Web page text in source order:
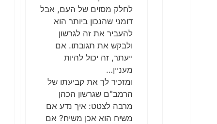
לחלק מסוים של העם, אבל
דומני שהנכון ביותר הוא
להעביר את זה לגרשון
ולבקש את תגובתו. אם
ייעתר, זה יכול להיות
מעניין…
ומזכיר לך את קביעתו של
הרמב"ם שגרשון הכהן
מרבה לצטט: איך נדע אם
משיח הוא אכן משיח? אם